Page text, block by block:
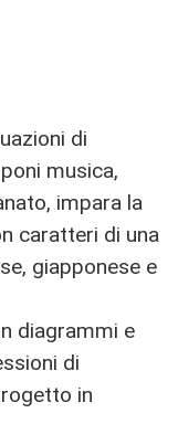
di
musica,
impara la
caratteri di una
giapponese e
diagrammi e
di
in